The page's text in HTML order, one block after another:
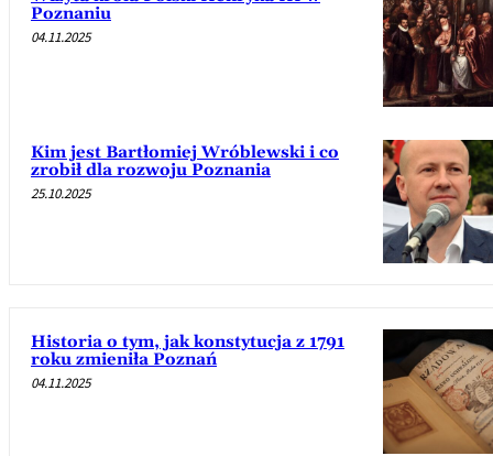
Poznaniu
04.11.2025
Kim jest Bartłomiej Wróblewski i co
zrobił dla rozwoju Poznania
25.10.2025
Historia o tym, jak konstytucja z 1791
roku zmieniła Poznań
04.11.2025